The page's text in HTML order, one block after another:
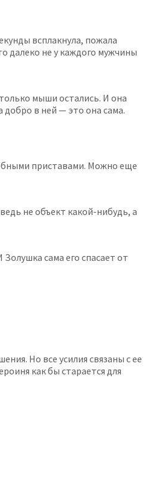
всплакнула, пожала
далеко не у каждого мужчины
мыши остались. И она
добро в ней — это она сама.
приставами. Можно еще
не объект какой-нибудь, а
сама его спасает от
Но все усилия связаны с ее
как бы старается для